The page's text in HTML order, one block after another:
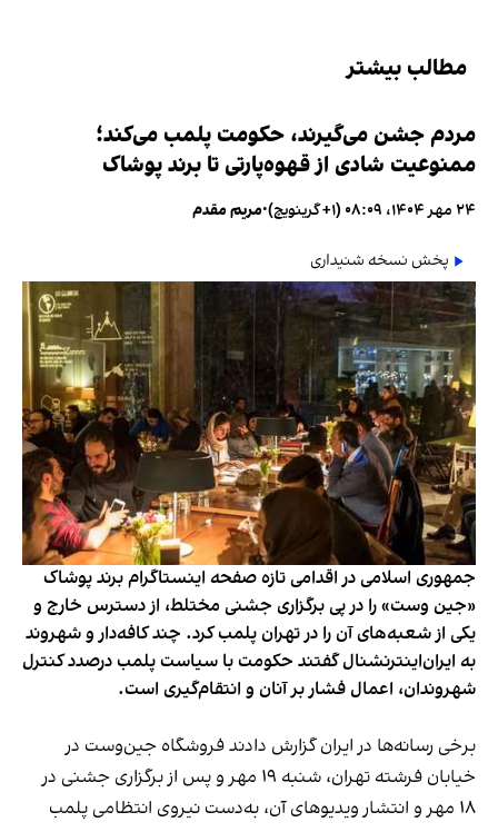
مطالب بیشتر
مردم جشن می‌گیرند، حکومت پلمب می‌کند؛
ممنوعیت شادی از قهوه‌پارتی تا برند پوشاک
۲۴ مهر ۱۴۰۴، ۰۸:۰۹ (‎+۱ گرینویچ) •مریم مقدم
پخش نسخه شنیداری
جمهوری اسلامی در اقدامی تازه صفحه اینستاگرام برند پوشاک
«جین وست» را در پی برگزاری جشنی مختلط، از دسترس خارج و
یکی از شعبه‌های آن را در تهران پلمب کرد. چند کافه‌‌دار و شهروند
به ایران‌اینترنشنال گفتند حکومت با سیاست پلمب درصدد کنترل
شهروندان، اعمال فشار بر آنان و انتقام‌گیری است.
برخی رسانه‌ها در ایران گزارش دادند فروشگاه جین‌وست در
خیابان فرشته تهران، شنبه ۱۹ مهر و پس از برگزاری جشنی در
۱۸ مهر و انتشار ویدیوهای آن، به‌دست نیروی انتظامی پلمب